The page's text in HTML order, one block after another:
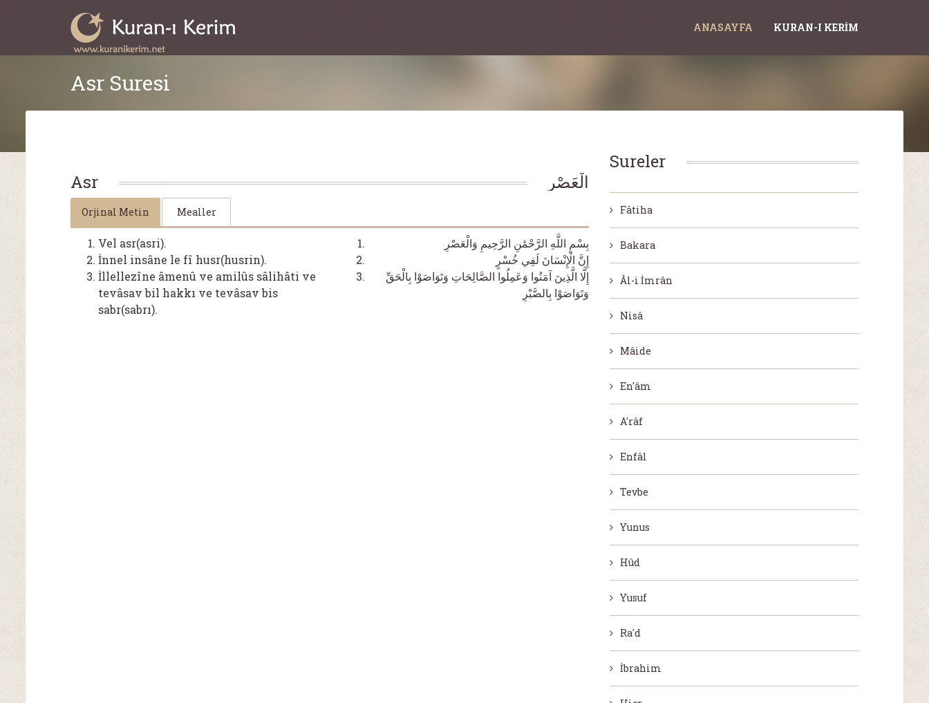
ANASAYFA KURAN-I KERIM
Asr Suresi
Asr الْعَصْرِ
Orjinal Metin Mealler
Vel asr(asri).
İnnel insâne le fî husr(husrin).
İllellezîne âmenû ve amilûs sâlihâti ve
tevâsav bil hakkı ve tevâsav bis
sabr(sabrı).
بِسْمِ اللَّهِ الرَّحْمَٰنِ الرَّحِيمِ وَالْعَصْرِ
إِنَّ الْإِنْسَانَ لَفِي خُسْرٍ
إِلَّا الَّذِينَ آمَنُوا وَعَمِلُوا الصَّالِحَاتِ وَتَوَاصَوْا بِالْحَقِّ
وَتَوَاصَوْا بِالصَّبْرِ
Sureler
Fâtiha
Bakara
Âl-i İmrân
Nisâ
Mâide
En'âm
A'râf
Enfâl
Tevbe
Yunus
Hûd
Yusuf
Ra'd
İbrahim